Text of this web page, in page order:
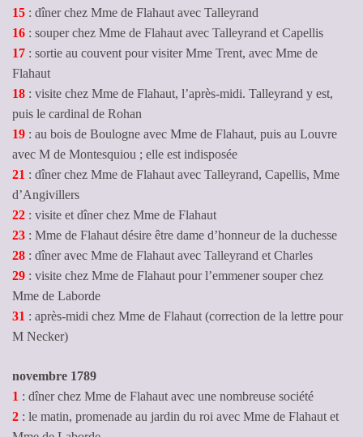
15 : dîner chez Mme de Flahaut avec Talleyrand
16 : souper chez Mme de Flahaut avec Talleyrand et Capellis
17 : sortie au couvent pour visiter Mme Trent, avec Mme de
Flahaut
18 : visite chez Mme de Flahaut, l’après-midi. Talleyrand y est,
puis le cardinal de Rohan
19 : au bois de Boulogne avec Mme de Flahaut, puis au Louvre
avec M de Montesquiou ; elle est indisposée
21 : dîner chez Mme de Flahaut avec Talleyrand, Capellis, Mme
d’Angivillers
22 : visite et dîner chez Mme de Flahaut
23 : Mme de Flahaut désire être dame d’honneur de la duchesse
28 : dîner avec Mme de Flahaut avec Talleyrand et Charles
29 : visite chez Mme de Flahaut pour l’emmener souper chez
Mme de Laborde
31 : après-midi chez Mme de Flahaut (correction de la lettre pour
M Necker)
novembre 1789
1 : dîner chez Mme de Flahaut avec une nombreuse société
2 : le matin, promenade au jardin du roi avec Mme de Flahaut et